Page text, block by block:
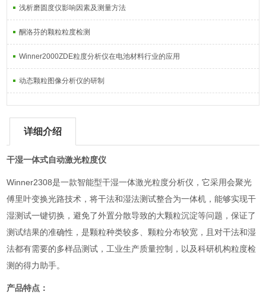
浅析磨圆度仪影响因素及测量方法
酮洛芬的颗粒粒度检测
Winner2000ZDE粒度分析仪在电池材料行业的应用
动态颗粒图像分析仪的研制
详细介绍
干湿一体式自动激光粒度仪
Winner2308是一款智能型干湿一体激光粒度分析仪，它采用会聚光
傅里叶变换光路技术，将干法和湿法测试整合为一体机，能够实现干
湿测试一键切换，避免了外置分散导致的大颗粒沉淀等问题，保证了
测试结果的准确性，是颗粒种类较多、颗粒分布较宽，且对干法和湿
法都有需要的多样品测试，工业生产质量控制，以及科研机构粒度检
测的得力助手。
产品特点：